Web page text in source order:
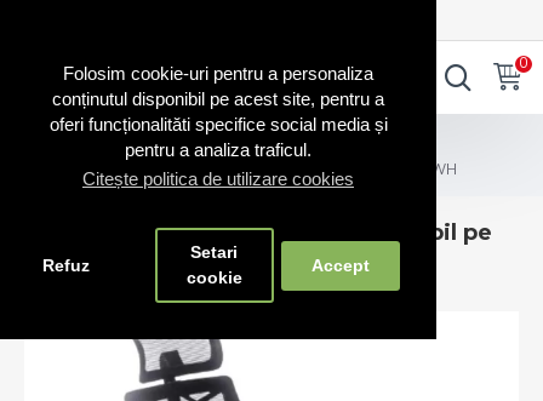
Folosim cookie-uri pentru a personaliza
conținutul disponibil pe acest site, pentru a
oferi funcționalităti specifice social media și
pentru a analiza traficul.
Citește politica de utilizare cookies
Refuz
Setari
cookie
Accept
0
Scaune birou
Scaun birou cu suport lombar reglabil pe verticala-700WH
Scaun birou cu suport lombar reglabil pe
verticala-700WH